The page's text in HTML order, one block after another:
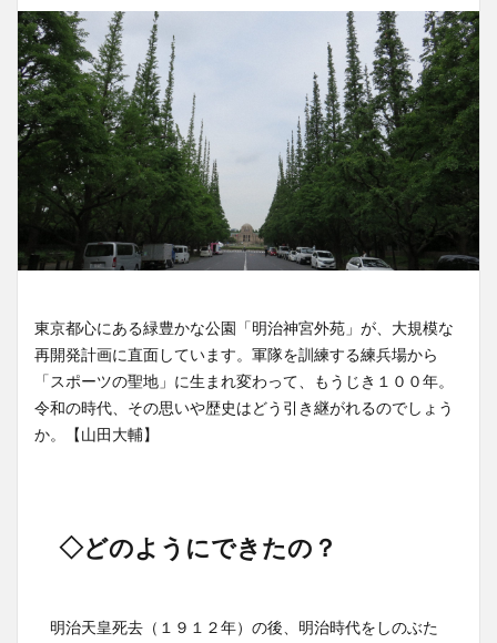
東京都心にある緑豊かな公園「明治神宮外苑」が、大規模な
再開発計画に直面しています。軍隊を訓練する練兵場から
「スポーツの聖地」に生まれ変わって、もうじき１００年。
令和の時代、その思いや歴史はどう引き継がれるのでしょう
か。【山田大輔】
◇どのようにできたの？
明治天皇死去（１９１２年）の後、明治時代をしのぶた